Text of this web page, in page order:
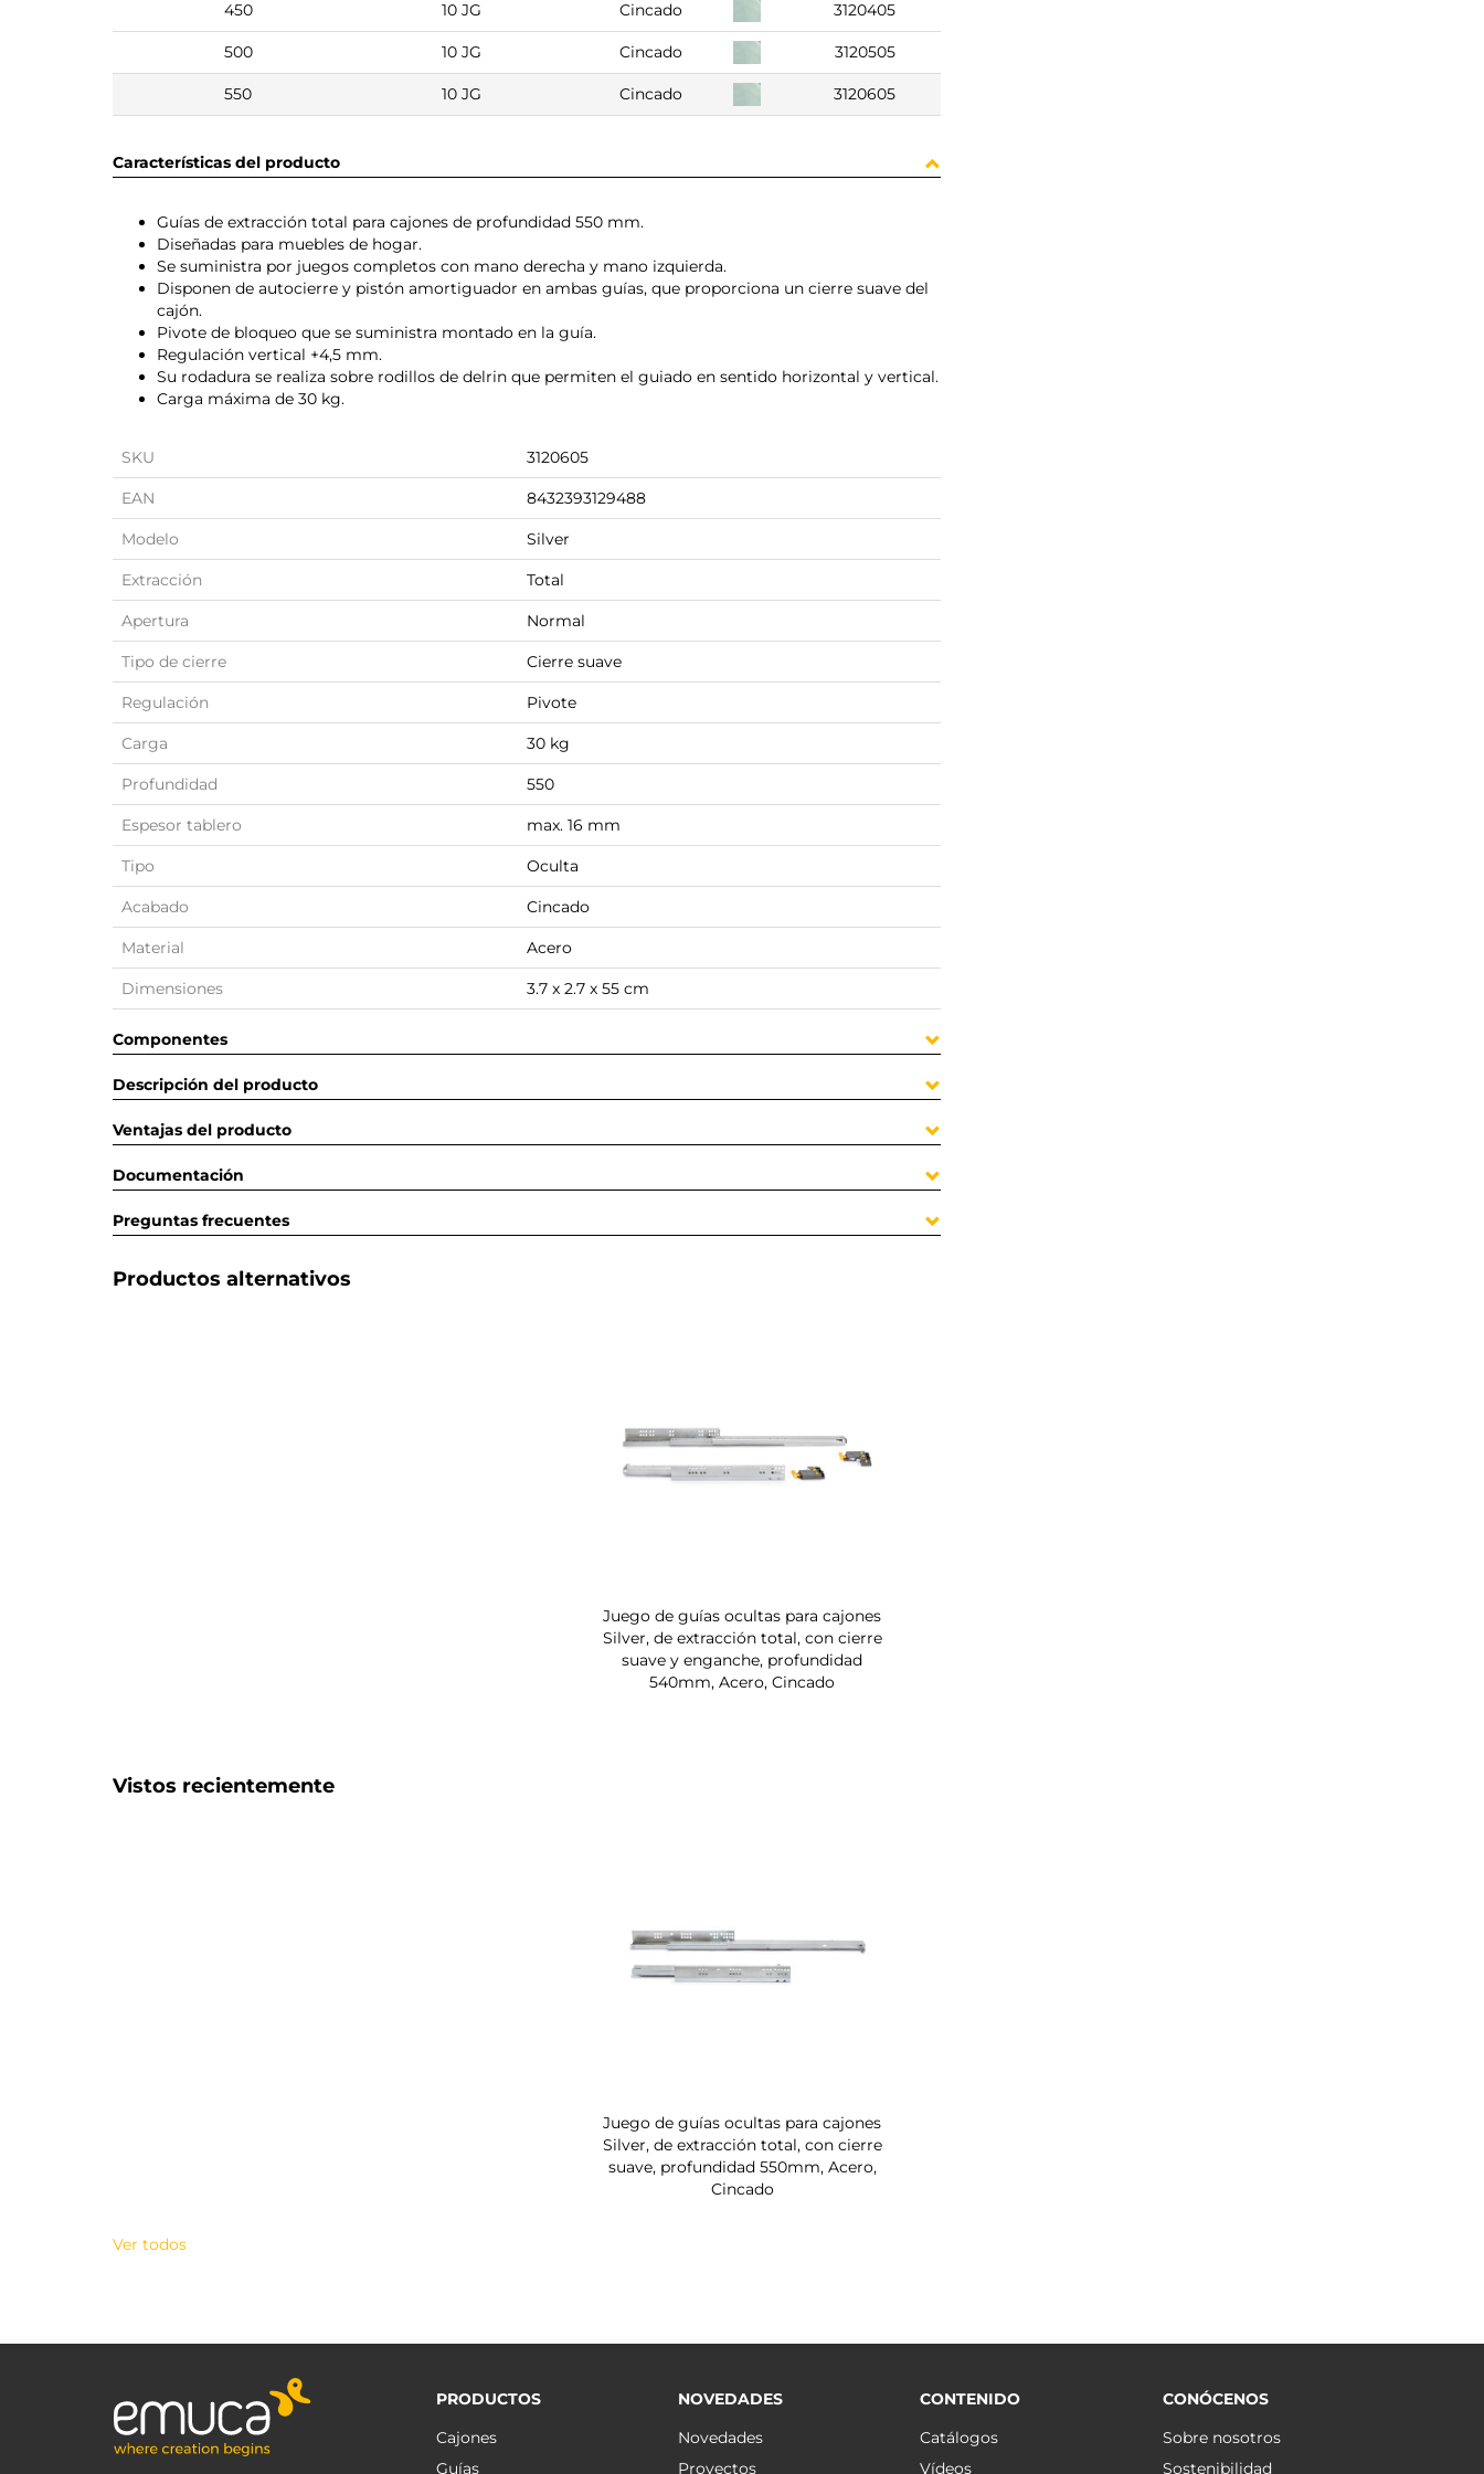
450 10 JG Cincado 3120405
500 10 JG Cincado 3120505
550 10 JG Cincado 3120605
Características del producto
Guías de extracción total para cajones de profundidad 550 mm.
Diseñadas para muebles de hogar.
Se suministra por juegos completos con mano derecha y mano izquierda.
Disponen de autocierre y pistón amortiguador en ambas guías, que proporciona un cierre suave del
cajón.
Pivote de bloqueo que se suministra montado en la guía.
Regulación vertical +4,5 mm.
Su rodadura se realiza sobre rodillos de delrin que permiten el guiado en sentido horizontal y vertical.
Carga máxima de 30 kg.
SKU 3120605
EAN 8432393129488
Modelo Silver
Extracción Total
Apertura Normal
Tipo de cierre Cierre suave
Regulación Pivote
Carga 30 kg
Profundidad 550
Espesor tablero max. 16 mm
Tipo Oculta
Acabado Cincado
Material Acero
Dimensiones 3.7 x 2.7 x 55 cm
Componentes
Descripción del producto
Ventajas del producto
Documentación
Preguntas frecuentes
Productos alternativos
Juego de guías ocultas para cajones
Silver, de extracción total, con cierre
suave y enganche, profundidad
540mm, Acero, Cincado
Vistos recientemente
Juego de guías ocultas para cajones
Silver, de extracción total, con cierre
suave, profundidad 550mm, Acero,
Cincado
Ver todos
PRODUCTOS
Cajones
Guías
NOVEDADES
Novedades
Proyectos
CONTENIDO
Catálogos
Vídeos
CONÓCENOS
Sobre nosotros
Sostenibilidad